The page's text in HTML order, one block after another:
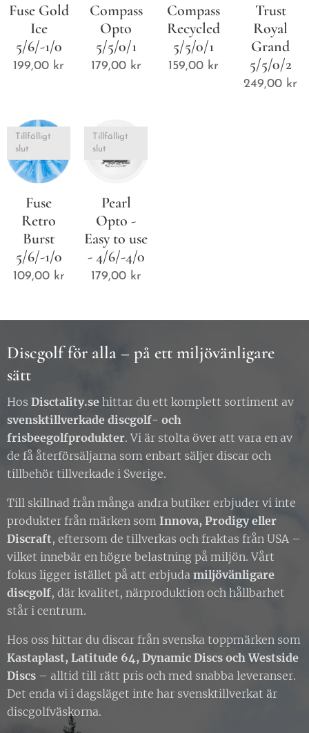
Fuse Gold
Ice
5/6/-1/0
199,00 kr
Compass
Opto
5/5/0/1
179,00kr
Compass
Recycled
5/5/0/1
159,00kr
Trust
Royal
Grand
5/5/0/2
249,00 kr
Fuse
Retro
Burst
5/6/-1/0
Tillfälligt
slut
109,00kr
Pearl
Opto -
Easy to use
- 4/6/-4/0
Tillfälligt
slut
179,00kr
Discgolf för alla – på ett miljövänligare
sätt
Hos Disctality.se hittar du ett komplett sortiment av
svensktillverkade discgolf- och
frisbeegolfprodukter. Vi är stolta över att vara en av
de få återförsäljarna som enbart säljer discar och
tillbehör tillverkade i Sverige.
Till skillnad från många andra butiker erbjuder vi inte
produkter från märken som Innova, Prodigy eller
Discraft, eftersom de tillverkas och fraktas från USA –
vilket innebär en högre belastning på miljön. Vårt
fokus ligger istället på att erbjuda miljövänligare
discgolf, där kvalitet, närproduktion och hållbarhet
står i centrum.
Hos oss hittar du discar från svenska toppmärken som
Kastaplast, Latitude 64, Dynamic Discs och Westside
Discs – alltid till rätt pris och med snabba leveranser.
Det enda vi i dagsläget inte har svensktillverkat är
discgolfväskorna.